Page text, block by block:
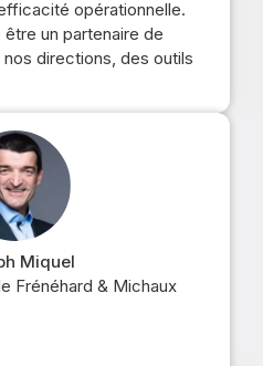
opérationnelle.
un partenaire de
directions, des outils
Miquel
Frénéhard & Michaux